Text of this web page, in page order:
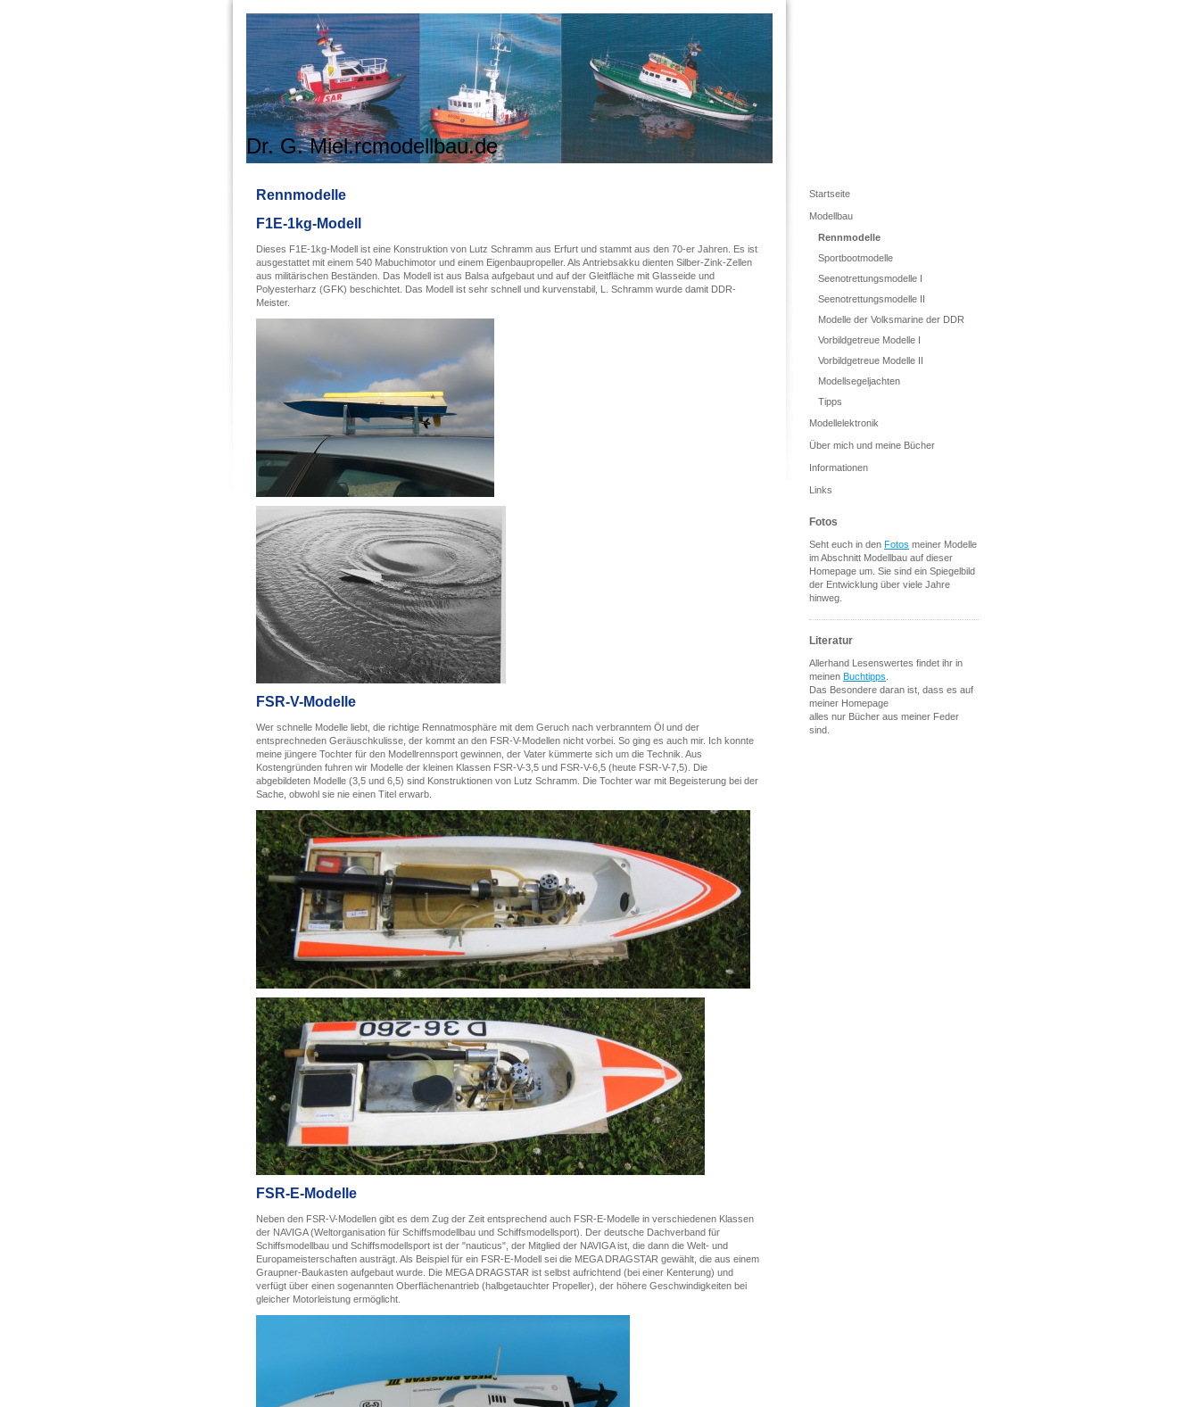
Startseite
Modellbau
Rennmodelle
Sportbootmodelle
Seenotrettungsmodelle I
Seenotrettungsmodelle II
Modelle der Volksmarine der DDR
Vorbildgetreue Modelle I
Vorbildgetreue Modelle II
Modellsegeljachten
Tipps
Modellelektronik
Über mich und meine Bücher
Informationen
Links
Fotos
Seht euch in den Fotos meiner Modelle
im Abschnitt Modellbau auf dieser
Homepage um. Sie sind ein Spiegelbild
der Entwicklung über viele Jahre
hinweg.
Literatur
Allerhand Lesenswertes findet ihr in
meinen Buchtipps
Das Besondere daran ist, dass es auf
meiner Homepage
alles nur Bücher aus meiner Feder
sind.
Dr. G. Miel.rcmodellbau.de
Rennmodelle
F1E-1kg-Modell
Dieses F1E-1kg-Modell ist eine Konstruktion von Lutz Schramm aus Erfurt und stammt aus den 70-er Jahren. Es ist
ausgestattet mit einem 540 Mabuchimotor und einem Eigenbaupropeller. Als Antriebsakku dienten Silber-Zink-Zellen
aus militärischen Beständen. Das Modell ist aus Balsa aufgebaut und auf der Gleitfläche mit Glasseide und
Polyesterharz (GFK) beschichtet. Das Modell ist sehr schnell und kurvenstabil, L. Schramm wurde damit DDR-
Meister.
FSR-V-Modelle
Wer schnelle Modelle liebt, die richtige Rennatmosphäre mit dem Geruch nach verbranntem Öl und der
entsprechneden Geräuschkulisse, der kommt an den FSR-V-Modellen nicht vorbei. So ging es auch mir. Ich konnte
meine jüngere Tochter für den Modellrennsport gewinnen, der Vater kümmerte sich um die Technik. Aus
Kostengründen fuhren wir Modelle der kleinen Klassen FSR-V-3,5 und FSR-V-6,5 (heute FSR-V-7,5). Die
abgebildeten Modelle (3,5 und 6,5) sind Konstruktionen von Lutz Schramm. Die Tochter war mit Begeisterung bei der
Sache, obwohl sie nie einen Titel erwarb.
FSR-E-Modelle
Neben den FSR-V-Modellen gibt es dem Zug der Zeit entsprechend auch FSR-E-Modelle in verschiedenen Klassen
der NAVIGA (Weltorganisation für Schiffsmodellbau und Schiffsmodellsport). Der deutsche Dachverband für
Schiffsmodellbau und Schiffsmodellsport ist der "nauticus", der Mitglied der NAVIGA ist, die dann die Welt- und
Europameisterschaften austrägt. Als Beispiel für ein FSR-E-Modell sei die MEGA DRAGSTAR gewählt, die aus einem
Graupner-Baukasten aufgebaut wurde. Die MEGA DRAGSTAR ist selbst aufrichtend (bei einer Kenterung) und
verfügt über einen sogenannten Oberflächenantrieb (halbgetauchter Propeller), der höhere Geschwindigkeiten bei
gleicher Motorleistung ermöglicht.